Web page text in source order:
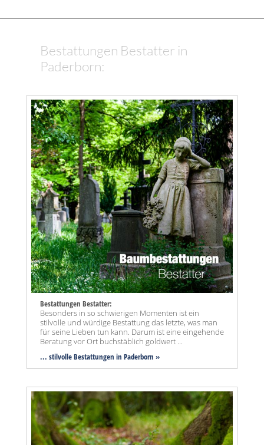
Bestattungen Bestatter in
Paderborn:
Bestattungen Bestatter:
Besonders in so schwierigen Momenten ist ein
stilvolle und würdige Bestattung das letzte, was man
für seine Lieben tun kann. Darum ist eine eingehende
Beratung vor Ort buchstäblich goldwert ...
... stilvolle Bestattungen in Paderborn »